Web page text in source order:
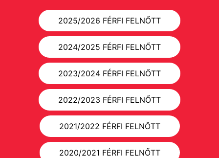
2025/2026 FÉRFI FELNŐTT
2024/2025 FÉRFI FELNŐTT
2023/2024 FÉRFI FELNŐTT
2022/2023 FÉRFI FELNŐTT
2021/2022 FÉRFI FELNŐTT
2020/2021 FÉRFI FELNŐTT